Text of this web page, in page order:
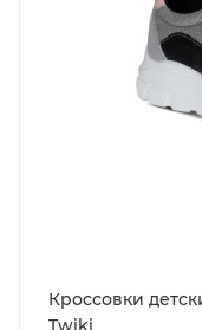
Кроссовки
Twiki